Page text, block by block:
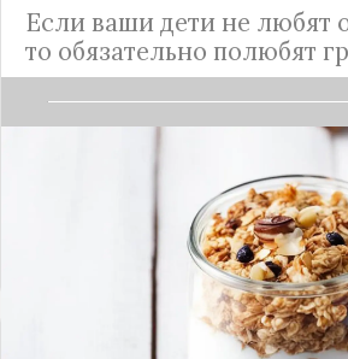
Если ваши дети не любят
то обязательно полюбят
Гранолу можно есть на завтрак
так и с молоком или творогом,
и сладкими фруктами.
Подробнее
Гороскоп на неделю 27